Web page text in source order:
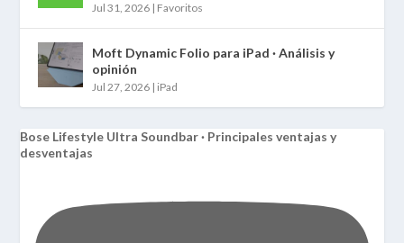
Jul 31, 2026 | Favoritos
Moft Dynamic Folio para iPad · Análisis y
opinión
Jul 27, 2026 | iPad
Bose Lifestyle Ultra Soundbar · Principales ventajas y
desventajas